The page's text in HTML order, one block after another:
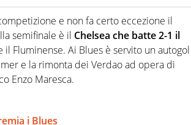
sugli stadi di proprietà in Italia. Il calcio
e professione. Per Virgilio Sport
mondo dello sport per antonomasia
e non fa certo eccezione il
semifinale è il Chelsea che batte 2-1 il
il Fluminense. Ai Blues è servito un autogol
e la rimonta dei Verdao ad opera di
Enzo Maresca.
i Blues